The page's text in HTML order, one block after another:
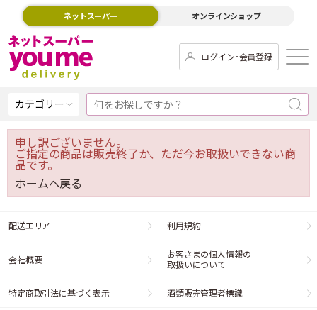
ネットスーパー オンラインショップ
ログイン･会員登録
カテゴリー
申し訳ございません。
ご指定の商品は販売終了か、ただ今お取扱いできない商
品です。
ホームへ戻る
配送エリア 利用規約
会社概要
お客さまの個人情報の
取扱いについて
特定商取引法に基づく表示 酒類販売管理者標識